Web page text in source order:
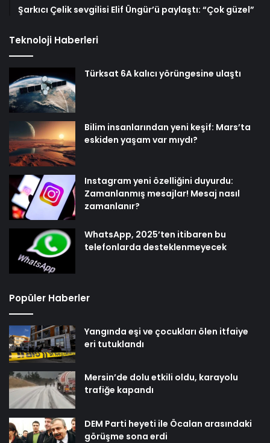
Şarkıcı Çelik sevgilisi Elif Üngür’ü paylaştı: “Çok güzel”
Teknoloji Haberleri
Türksat 6A kalıcı yörüngesine ulaştı
Bilim insanlarından yeni keşif: Mars’ta
eskiden yaşam var mıydı?
Instagram yeni özelliğini duyurdu:
Zamanlanmış mesajlar! Mesaj nasıl
zamanlanır?
WhatsApp, 2025’ten itibaren bu
telefonlarda desteklenmeyecek
Popüler Haberler
Yangında eşi ve çocukları ölen itfaiye
eri tutuklandı
Mersin’de dolu etkili oldu, karayolu
trafiğe kapandı
DEM Parti heyeti ile Öcalan arasındaki
görüşme sona erdi